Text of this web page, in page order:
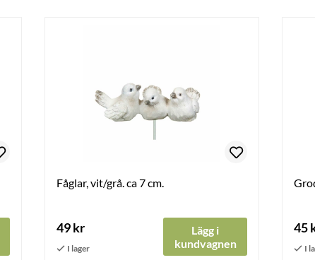
Fåglar, vit/grå. ca 7 cm.
49 kr
Lägg i
kundvagnen
45